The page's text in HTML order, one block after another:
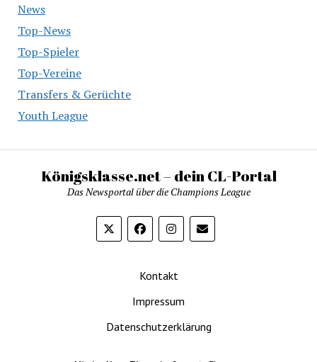
News
Top-News
Top-Spieler
Top-Vereine
Transfers & Gerüchte
Youth League
Königsklasse.net – dein CL-Portal
Das Newsportal über die Champions League
Kontakt
Impressum
Datenschutzerklärung